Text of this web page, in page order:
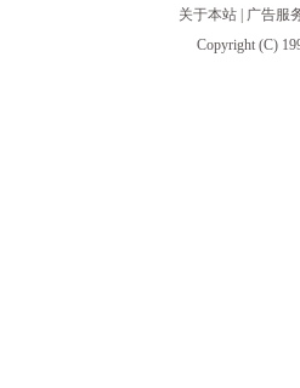
关于本站
广告服
Copyright (C)